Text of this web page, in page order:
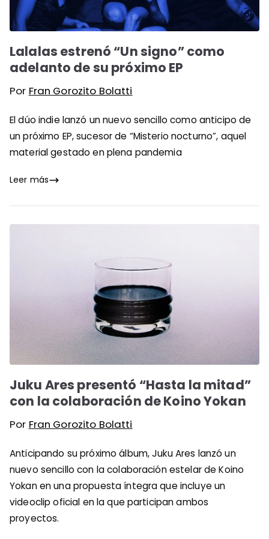
Lalalas estrenó “Un signo” como
adelanto de su próximo EP
Por Fran Gorozito Bolatti
El dúo indie lanzó un nuevo sencillo como anticipo de
un próximo EP, sucesor de “Misterio nocturno”, aquel
material gestado en plena pandemia
Leer más
Juku Ares presentó “Hasta la mitad”
con la colaboración de Koino Yokan
Por Fran Gorozito Bolatti
Anticipando su próximo álbum, Juku Ares lanzó un
nuevo sencillo con la colaboración estelar de Koino
Yokan en una propuesta íntegra que incluye un
videoclip oficial en la que participan ambos
proyectos.